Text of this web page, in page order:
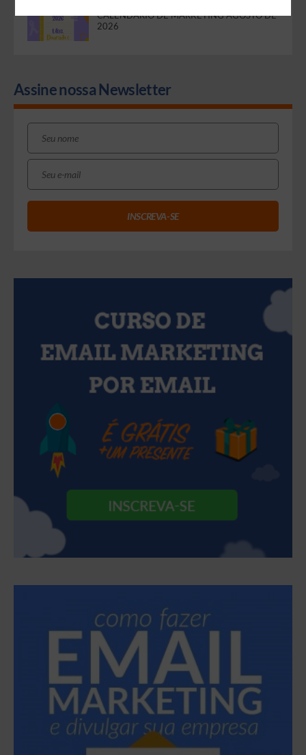
CALENDÁRIO DE MARKETING AGOSTO DE
2026
Assine nossa Newsletter